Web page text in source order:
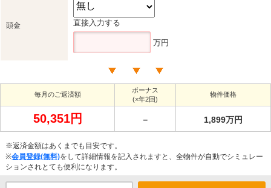
頭金 直接入力する
万円
毎月のご返済額
ボーナス
(×年2回)
物件価格
50,351円 － 1,899万円
※返済金額はあくまでも目安です。
※会員登録(無料)をして詳細情報を記入されますと、全物件が自動でシミュレー
ションされとても便利になります。